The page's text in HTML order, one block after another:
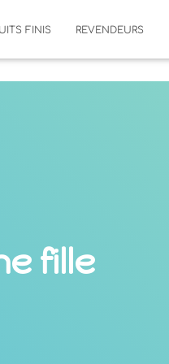
FINIS REVENDEURS
fille